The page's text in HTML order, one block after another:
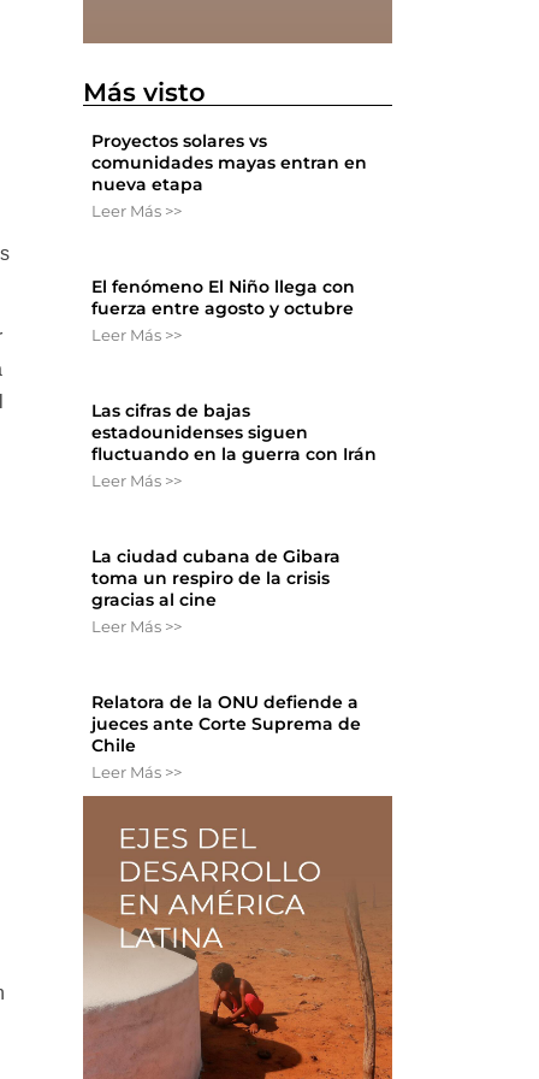
Más visto
Proyectos solares vs
comunidades mayas entran en
nueva etapa
Leer Más >>
El fenómeno El Niño llega con
fuerza entre agosto y octubre
Leer Más >>
Las cifras de bajas
estadounidenses siguen
fluctuando en la guerra con Irán
Leer Más >>
La ciudad cubana de Gibara
toma un respiro de la crisis
gracias al cine
Leer Más >>
Relatora de la ONU defiende a
jueces ante Corte Suprema de
Chile
Leer Más >>